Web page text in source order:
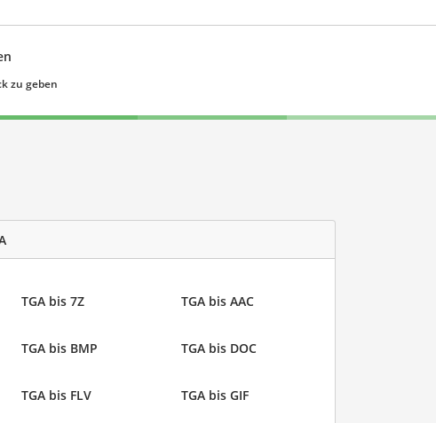
zu geben
TGA bis 7Z TGA bis AAC
TGA bis BMP TGA bis DOC
TGA bis FLV TGA bis GIF